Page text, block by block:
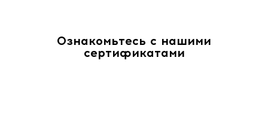
Ознакомьтесь с нашими
сертификатами